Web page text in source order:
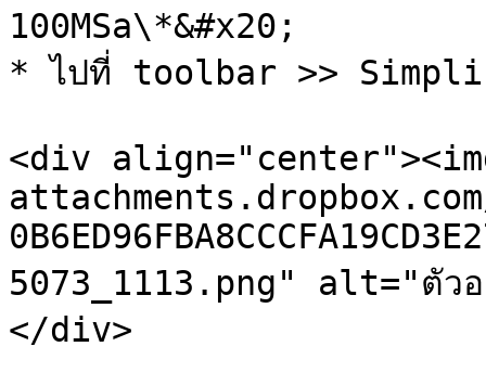
100MSa\*&#x20;
* ไปที่ toolbar >>
<div
attachments.dropbox.com/
5073_1113.png" alt="ตัวอ
</div>